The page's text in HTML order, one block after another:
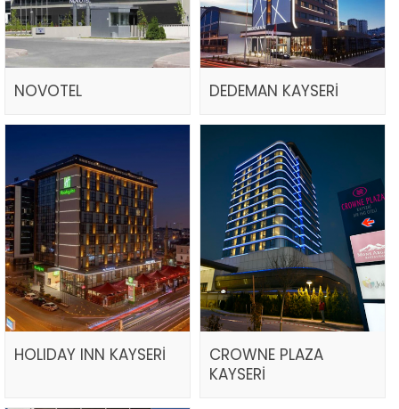
NOVOTEL DEDEMAN KAYSERİ
HOLIDAY INN KAYSERİ
CROWNE PLAZA
KAYSERİ